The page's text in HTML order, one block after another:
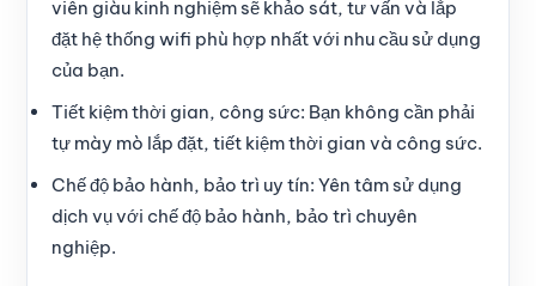
viên giàu kinh nghiệm sẽ khảo sát, tư vấn và lắp
đặt hệ thống wifi phù hợp nhất với nhu cầu sử dụng
của bạn.
Tiết kiệm thời gian, công sức: Bạn không cần phải
tự mày mò lắp đặt, tiết kiệm thời gian và công sức.
Chế độ bảo hành, bảo trì uy tín: Yên tâm sử dụng
dịch vụ với chế độ bảo hành, bảo trì chuyên
nghiệp.